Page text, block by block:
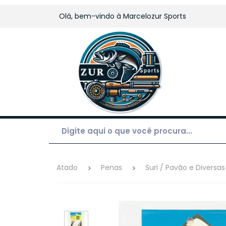
Olá, bem-vindo à Marcelozur Sports
Atado Penas Suri / Pavão e Diversas